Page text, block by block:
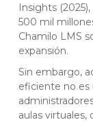
Insights
500 mil
Chamilo LMS
expansión.
Sin embargo,
eficiente no es
aulas virtuales,